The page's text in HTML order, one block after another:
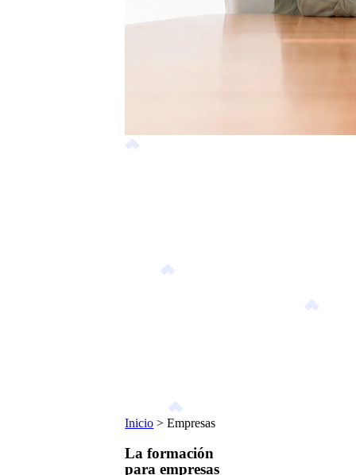
Inicio >Empresas
La formación
para empresas